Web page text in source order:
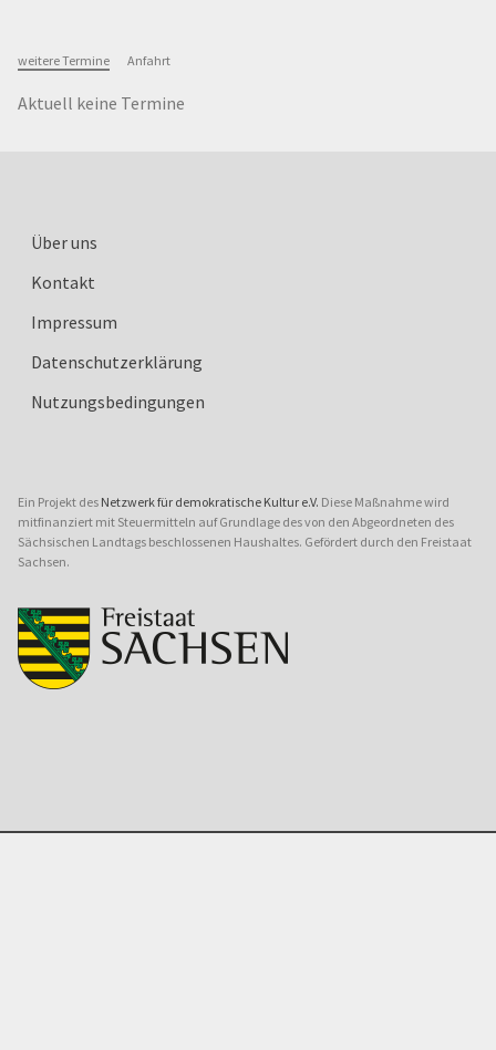
weitere Termine Anfahrt
Aktuell keine Termine
Über uns
Kontakt
Impressum
Datenschutzerklärung
Nutzungsbedingungen
Ein Projekt des Netzwerk für demokratische Kultur e.V. Diese Maßnahme wird
mitfinanziert mit Steuermitteln auf Grundlage des von den Abgeordneten des
Sächsischen Landtags beschlossenen Haushaltes. Gefördert durch den Freistaat
Sachsen.